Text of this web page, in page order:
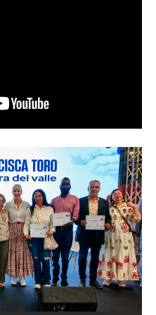
del ‘Art World
creadores de